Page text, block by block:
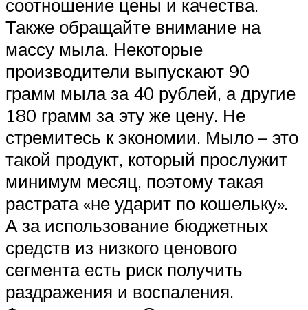
соотношение цены и качества.
Также обращайте внимание на
массу мыла. Некоторые
производители выпускают 90
грамм мыла за 40 рублей, а другие
180 грамм за эту же цену. Не
стремитесь к экономии. Мыло – это
такой продукт, который прослужит
минимум месяц, поэтому такая
растрата «не ударит по кошельку».
А за использование бюджетных
средств из низкого ценового
сегмента есть риск получить
раздражения и воспаления.